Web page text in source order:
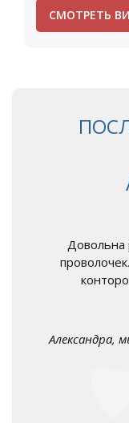
СМОТРЕТЬ
Довольна
Александра,